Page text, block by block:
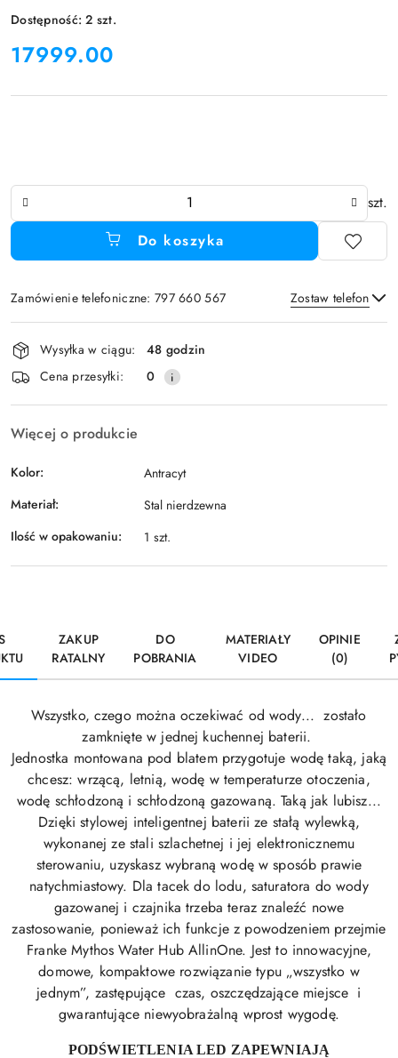
Dostępność:2 szt.
cena:
17999.00
Ilość
szt.
Do koszyka
Zamówienie telefoniczne: 797 660 567 Zostaw telefon
Wyślij
Dostępność
i
dostawa
Wysyłka w ciągu:
48 godzin
Cena przesyłki:
0
Więcej o produkcie
Kolor:
Antracyt
Materiał:
Stal nierdzewna
Ilość w opakowaniu:
1 szt.
ZAKUP
RATALNY
DO
POBRANIA
MATERIAŁY
VIDEO
OPINIE
(0)
Wszystko, czego można oczekiwać od wody... zostało
zamknięte w jednej kuchennej baterii.
Jednostka montowana pod blatem przygotuje wodę taką, jaką
chcesz: wrzącą, letnią, wodę w temperaturze otoczenia,
wodę schłodzoną i schłodzoną gazowaną. Taką jak lubisz...
Dzięki stylowej inteligentnej baterii ze stałą wylewką,
wykonanej ze stali szlachetnej i jej elektronicznemu
sterowaniu, uzyskasz wybraną wodę w sposób prawie
natychmiastowy. Dla tacek do lodu, saturatora do wody
gazowanej i czajnika trzeba teraz znaleźć nowe
zastosowanie, ponieważ ich funkcje z powodzeniem przejmie
Franke Mythos Water Hub AllinOne. Jest to innowacyjne,
domowe, kompaktowe rozwiązanie typu „wszystko w
jednym”, zastępujące czas, oszczędzające miejsce i
gwarantujące niewyobrażalną wprost wygodę.
PODŚWIETLENIA LED ZAPEWNIAJĄ